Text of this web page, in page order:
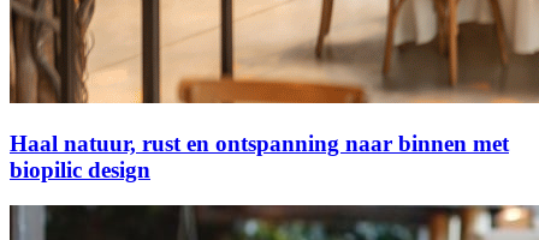
Haal natuur, rust en ontspanning naar binnen met
biopilic design